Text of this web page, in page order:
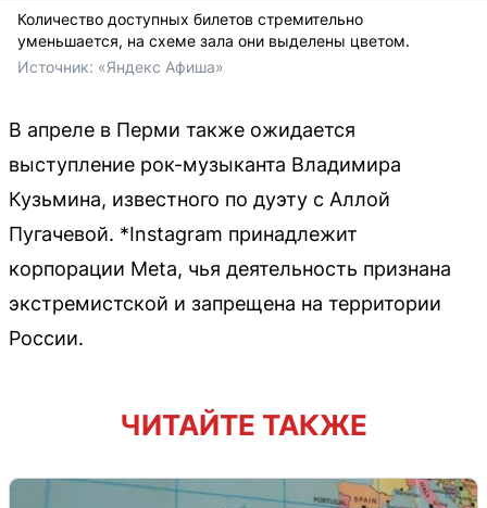
Количество доступных билетов стремительно
уменьшается, на схеме зала они выделены цветом.
Источник: «Яндекс Афиша»
В апреле в Перми также ожидается
выступление рок-музыканта Владимира
Кузьмина, известного по дуэту с Аллой
Пугачевой. *Instagram принадлежит
корпорации Meta, чья деятельность признана
экстремистской и запрещена на территории
России.
ЧИТАЙТЕ ТАКЖЕ